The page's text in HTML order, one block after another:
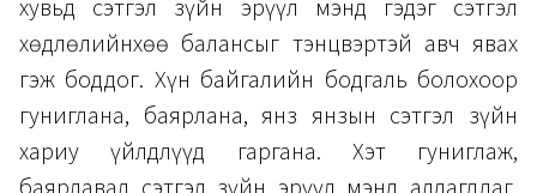
хувьд сэтгэл зүйн эрүүл мэнд гэдэг сэтгэл
хөдлөлийнхөө балансыг тэнцвэртэй авч явах
гэж боддог. Хүн байгалийн бодгаль болохоор
гуниглана, баярлана, янз янзын сэтгэл зүйн
хариу үйлдлүүд гаргана. Хэт гуниглаж,